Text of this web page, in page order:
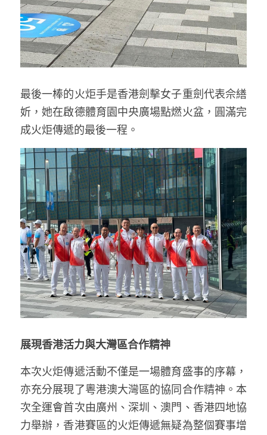
最後一棒的火炬手是香港劍擊女子重劍代表佘繕
妡，她在啟德體育園中央廣場點燃火盆，圓滿完
成火炬傳遞的最後一程。
展現香港活力與大灣區合作精神
本次火炬傳遞活動不僅是一場體育盛事的序幕，
亦充分展現了粵港澳大灣區的協同合作精神。本
次全運會首次由廣州、深圳、澳門、香港四地協
力舉辦，香港賽區的火炬傳遞無疑為整個賽事增